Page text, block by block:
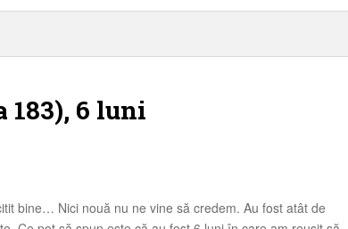
183), 6 luni
bine… Nici nouă nu ne vine să credem. Au fost atât de